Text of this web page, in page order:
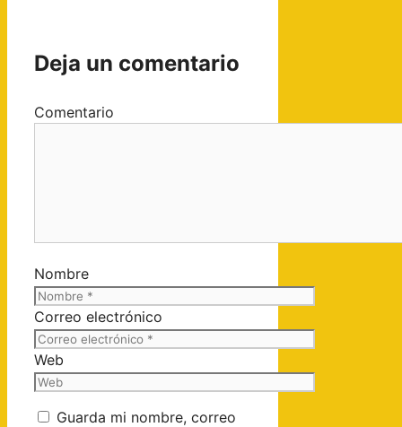
Deja un comentario
Comentario
Nombre
Correo electrónico
Web
Guarda mi nombre, correo